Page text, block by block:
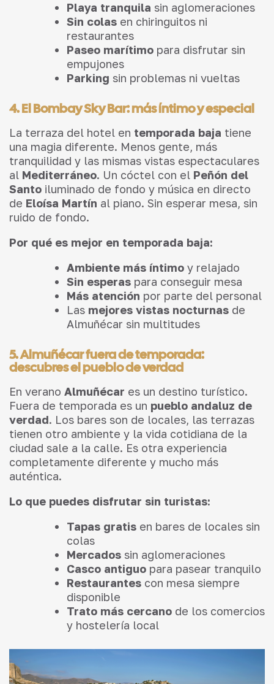
Playa tranquila sin aglomeraciones
Sin colas en chiringuitos ni
restaurantes
Paseo marítimo para disfrutar sin
empujones
Parking sin problemas ni vueltas
4. El Bombay Sky Bar: más íntimo y especial
La terraza del hotel en temporada baja tiene
una magia diferente. Menos gente, más
tranquilidad y las mismas vistas espectaculares
al Mediterráneo. Un cóctel con el Peñón del
Santo iluminado de fondo y música en directo
de Eloísa Martín al piano. Sin esperar mesa, sin
ruido de fondo.
Por qué es mejor en temporada baja:
Ambiente más íntimo y relajado
Sin esperas para conseguir mesa
Más atención por parte del personal
Las mejores vistas nocturnas de
Almuñécar sin multitudes
5. Almuñécar fuera de temporada:
descubres el pueblo de verdad
En verano Almuñécar es un destino turístico.
Fuera de temporada es un pueblo andaluz de
verdad. Los bares son de locales, las terrazas
tienen otro ambiente y la vida cotidiana de la
ciudad sale a la calle. Es otra experiencia
completamente diferente y mucho más
auténtica.
Lo que puedes disfrutar sin turistas:
Tapas gratis en bares de locales sin
colas
Mercados sin aglomeraciones
Casco antiguo para pasear tranquilo
Restaurantes con mesa siempre
disponible
Trato más cercano de los comercios
y hostelería local